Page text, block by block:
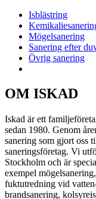
Isblästring
Mögelsanering
Sanering efter
Övrig sanering
OM ISKAD
Iskad är ett
sedan 1980. Genom
sanering som gjort oss
saneringsföretag. Vi
Stockholm och är
exempel
fuktutredning vid
brandsanering,